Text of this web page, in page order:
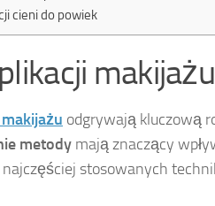
cieni do powiek
makijażu
odgrywają kluczową
metody mają znaczący
stosowanych